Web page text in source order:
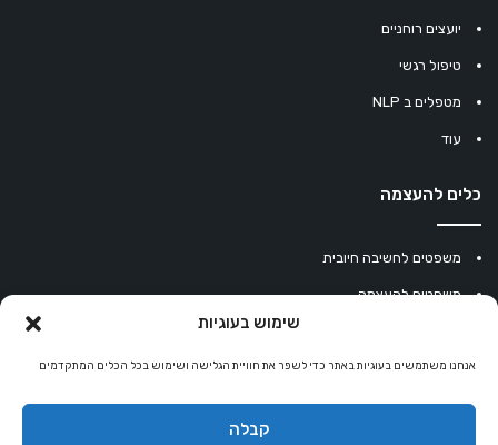
שימוש בעוגיות
אנחנו משתמשים בעוגיות באתר כדי לשפר את חוויית הגלישה ושימוש בכל הכלים המתקדמים
קבלה
יועצים רוחניים
טיפול רגשי
מטפלים ב NLP
עוד
כלים להעצמה
משפטים לחשיבה חיובית
משפטים להעצמה
מחשבון נומרולוגיה
קריסטלים למזלות